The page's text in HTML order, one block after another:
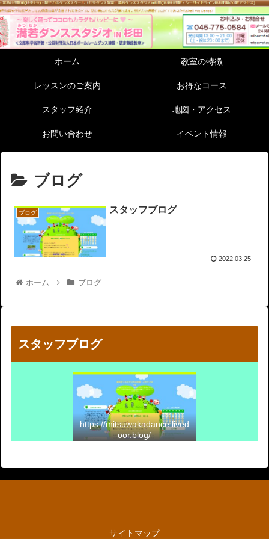
ホーム 教室の特徴
レッスンのご案内 お得なコース
スタッフ紹介 地図・アクセス
お問い合わせ イベント情報
ブログ
ブログ スタッフブログ
2022.03.25
ホーム ブログ
スタッフブログ
https://mitsuwakadance.lived
oor.blog/
サイトマップ